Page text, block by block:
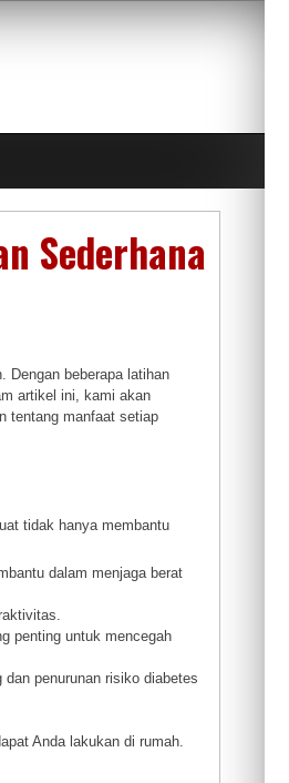
Sederhana
Dengan beberapa latihan
artikel ini, kami akan
tentang manfaat setiap
tidak hanya membantu
dalam menjaga berat
penting untuk mencegah
penurunan risiko diabetes
Anda lakukan di rumah.